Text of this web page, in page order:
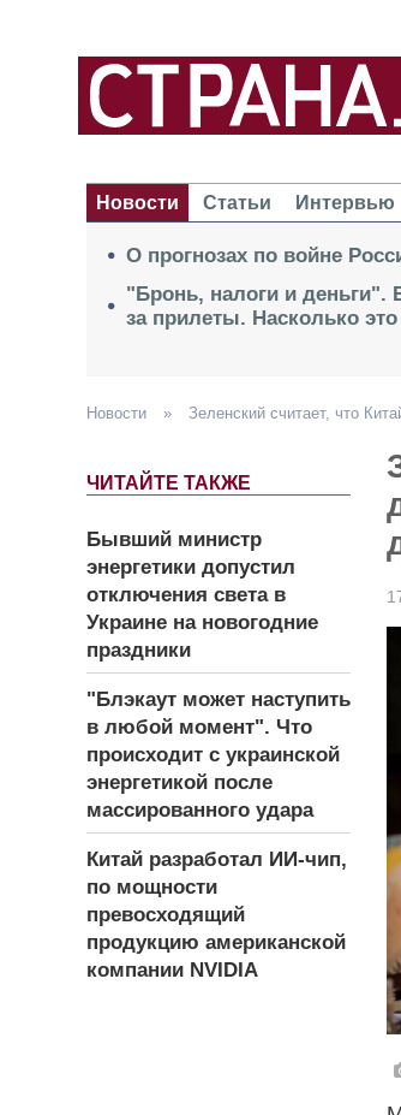
Новости
Статьи Интервью
О прогнозах по войне
"Бронь, налоги и деньги".
за прилеты. Насколько
Новости » Зеленский считает, что
ЧИТАЙТЕ ТАКЖЕ
Бывший министр
энергетики допустил
отключения света в
Украине на новогодние
праздники
"Блэкаут может наступить
в любой момент". Что
происходит с украинской
энергетикой после
массированного удара
Китай разработал ИИ-чип,
по мощности
превосходящий
продукцию американской
компании NVIDIA